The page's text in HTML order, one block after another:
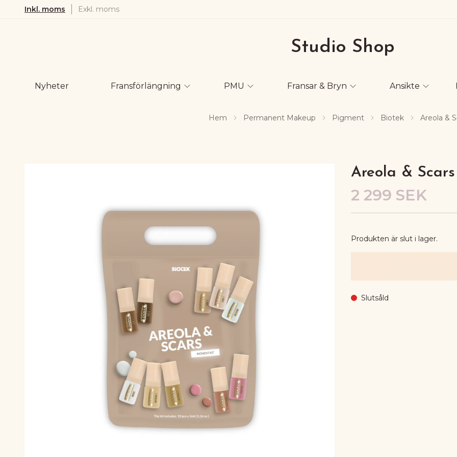
Inkl. moms Exkl. moms
Studio Shop
Nyheter Fransförlängning PMU Fransar & Bryn Ansikte
Hem Permanent Makeup Pigment Biotek Areola &
Areola & Scars
2 299 SEK
Produkten är slut i lager.
Slutsåld